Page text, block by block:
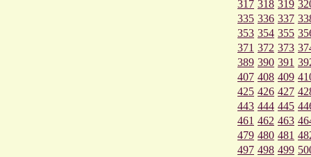
317 318 319
335 336 337
353 354 355
371 372 373
389 390 391
407 408 409
425 426 427
443 444 445
461 462 463
479 480 481
497 498 499